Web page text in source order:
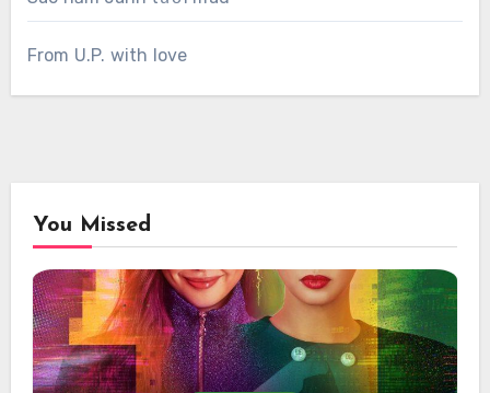
From U.P. with love
You Missed